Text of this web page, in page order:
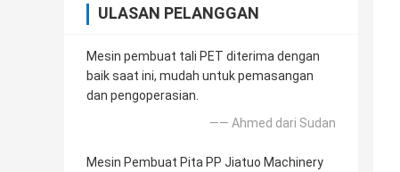
ULASAN PELANGGAN
Mesin pembuat tali PET diterima dengan
baik saat ini, mudah untuk pemasangan
dan pengoperasian.
—— Ahmed dari Sudan
Mesin Pembuat Pita PP Jiatuo Machinery